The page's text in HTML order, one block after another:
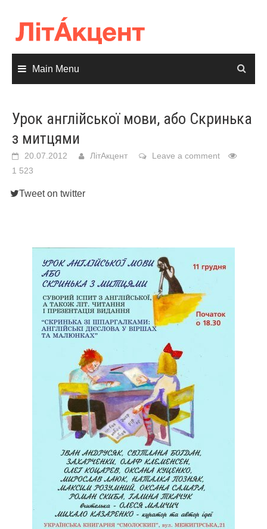
content
Main Menu
Урок англійської мови, або Скринька
з митцями
20.07.2012 ЛітАкцент
Leave a comment
1 523
Tweet on twitter